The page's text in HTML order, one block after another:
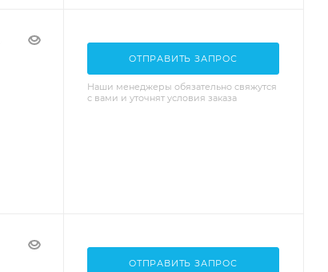
ОТПРАВИТЬ ЗАПРОС
Наши менеджеры обязательно свяжутся
с вами и уточнят условия заказа
ОТПРАВИТЬ ЗАПРОС